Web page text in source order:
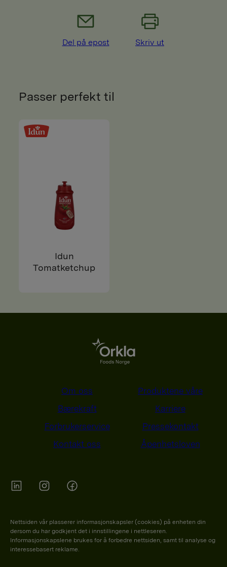
Del på epost Skriv ut
Passer perfekt til
Idun
Tomatketchup
Om oss
Produktene våre
Bærekraft
Karriere
Forbrukerservice
Pressekontakt
Kontakt oss
Åpenhetsloven
Nettsiden vår plasserer informasjonskapsler (cookies) på enheten din
dersom du har godkjent det i innstillingene i nettleseren.
Informasjonskapslene brukes for å forbedre nettsiden, samt til analyse og
interessebasert reklame.